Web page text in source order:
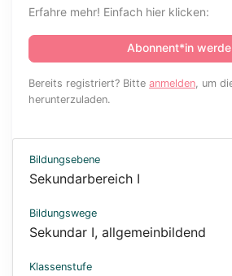
Erfahre mehr! Einfach hier klicken:
Abonnent*in
Bereits registriert? Bitte anmelden , um
herunterzuladen.
Bildungsebene
Sekundarbereich I
Bildungswege
Sekundar I, allgemeinbildend
Klassenstufe